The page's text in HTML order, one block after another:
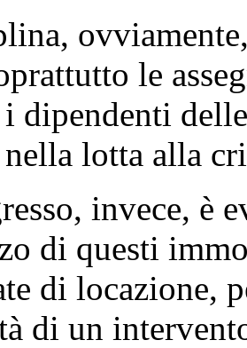
le
dipendenti
lotta alla
invece, è
di questi
di locazione,
di un